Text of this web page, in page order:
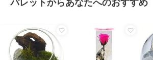
ブランド パレット
商品カテゴリ ギフト用品 ／
プリザーブ
カラー
パレットからあなたへのおすすめ